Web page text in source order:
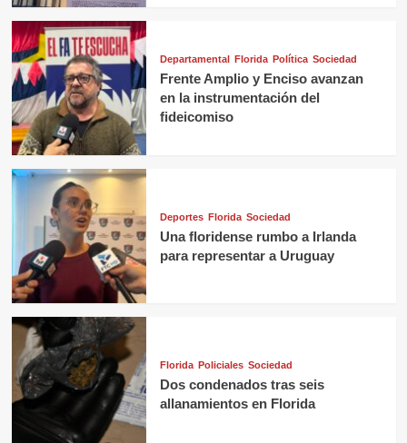
Departamental Florida Política Sociedad
Frente Amplio y Enciso avanzan
en la instrumentación del
fideicomiso
Deportes Florida Sociedad
Una floridense rumbo a Irlanda
para representar a Uruguay
Florida Policiales Sociedad
Dos condenados tras seis
allanamientos en Florida